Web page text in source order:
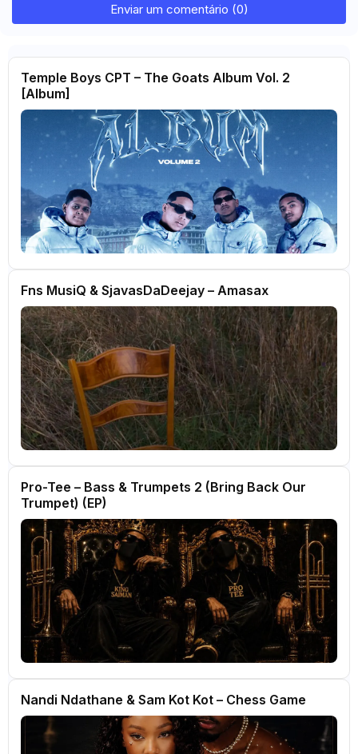
Enviar um comentário (0)
Temple Boys CPT – The Goats Album Vol. 2
[Album]
Fns MusiQ & SjavasDaDeejay – Amasax
Pro-Tee – Bass & Trumpets 2 (Bring Back Our
Trumpet) (EP)
Nandi Ndathane & Sam Kot Kot – Chess Game